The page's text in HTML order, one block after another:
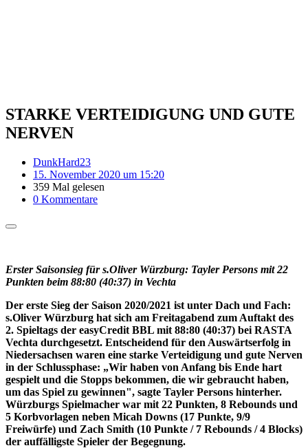
STARKE VERTEIDIGUNG UND GUTE
NERVEN
DunkHard23
15. November 2020 um 15:20
359 Mal gelesen
0 Kommentare
Erster Saisonsieg für s.Oliver Würzburg: Tayler Persons mit 22
Punkten beim 88:80 (40:37) in Vechta
Der erste Sieg der Saison 2020/2021 ist unter Dach und Fach:
s.Oliver Würzburg hat sich am Freitagabend zum Auftakt des
2. Spieltags der easyCredit BBL mit 88:80 (40:37) bei RASTA
Vechta durchgesetzt. Entscheidend für den Auswärtserfolg in
Niedersachsen waren eine starke Verteidigung und gute Nerven
in der Schlussphase: „Wir haben von Anfang bis Ende hart
gespielt und die Stopps bekommen, die wir gebraucht haben,
um das Spiel zu gewinnen", sagte Tayler Persons hinterher.
Würzburgs Spielmacher war mit 22 Punkten, 8 Rebounds und
5 Korbvorlagen neben Micah Downs (17 Punkte, 9/9
Freiwürfe) und Zach Smith (10 Punkte / 7 Rebounds / 4 Blocks)
der auffälligste Spieler der Begegnung.